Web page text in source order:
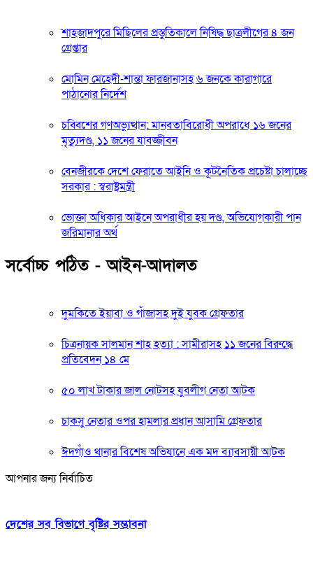
শাহজাদপুরে মিছিলের প্রস্তুতিকালে নিষিদ্ধ ছাত্রলীগের ৪ জন
গ্রেপ্তার
মোমিন মেহেদী-শান্তা ফারজানাসহ ৬ জনকে কারাগারে
পাঠানোর নির্দেশ
চব্বিশের গণঅভ্যুত্থান: মানবতাবিরোধী অপরাধে ১৬ জনের
মৃত্যুদণ্ড, ১১ জনের যাবজ্জীবন
বেনজীরকে দেশে ফেরাতে আইনি ও কূটনৈতিক প্রচেষ্টা চালাচ্ছে
সরকার : স্বরাষ্ট্রমন্ত্রী
ভোক্তা অধিকার আইনে অপরাধীর হয় দণ্ড, অভিযোগকারী পান
জরিমানার অর্থ
সর্বোচ্চ পঠিত - আইন-আদালত
দুমকিতে ইয়াবা ও গাঁজাসহ দুই যুবক গ্রেফতার
চিত্রনায়ক সালমান শাহ হত্যা : সামীরাসহ ১১ জনের বিরুদ্ধে
প্রতিবেদন ১৪ মে
৫০ লাখ টাকার জাল নোটসহ যুবলীগ নেতা আটক
চাকসু নেতার ওপর হামলার প্রধান আসামি গ্রেফতার
ঈদগাঁও থানার বিশেষ অভিযানে এক মদ ব্যাবসায়ী আটক
আপনার জন্য নির্বাচিত
দেশের সব বিভাগে বৃষ্টির সম্ভাবনা